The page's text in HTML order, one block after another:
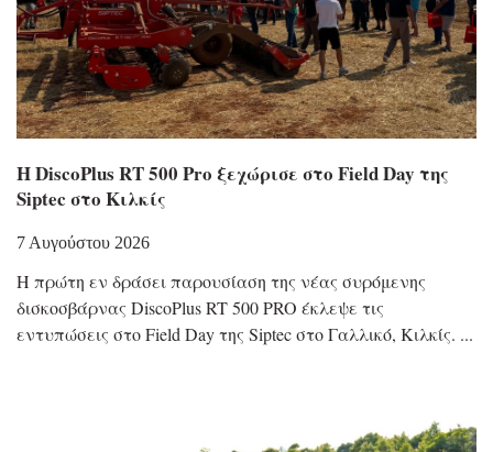
Η DiscoPlus RT 500 Pro ξεχώρισε στο Field Day της
Siptec στο Κιλκίς
7 Αυγούστου 2026
Η πρώτη εν δράσει παρουσίαση της νέας συρόμενης
δισκοσβάρνας DiscoPlus RT 500 PRO έκλεψε τις
εντυπώσεις στο Field Day της Siptec στο Γαλλικό, Κιλκίς.